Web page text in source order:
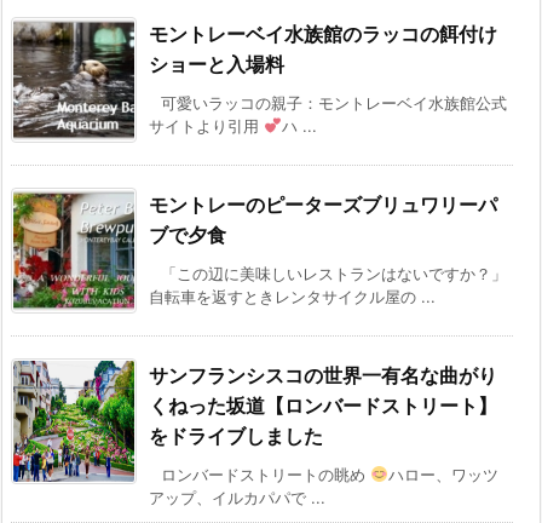
モントレーベイ水族館のラッコの餌付け
ショーと入場料
可愛いラッコの親子：モントレーベイ水族館公式
サイトより引用
ハ ...
モントレーのピーターズブリュワリーパ
ブで夕食
「この辺に美味しいレストランはないですか？」
自転車を返すときレンタサイクル屋の ...
サンフランシスコの世界一有名な曲がり
くねった坂道【ロンバードストリート】
をドライブしました
ロンバードストリートの眺め
ハロー、ワッツ
アップ、イルカパパで ...